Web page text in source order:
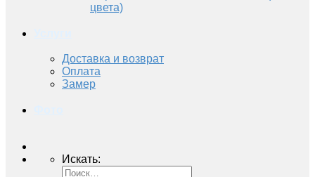
цвета)
Доставка и возврат
Оплата
Замер
Искать: